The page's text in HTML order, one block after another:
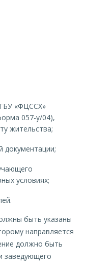
«ФЦССХ»
057-у/04),
жительства;
документации;
условиях;
быть указаны
направляется
должно быть
заведующего